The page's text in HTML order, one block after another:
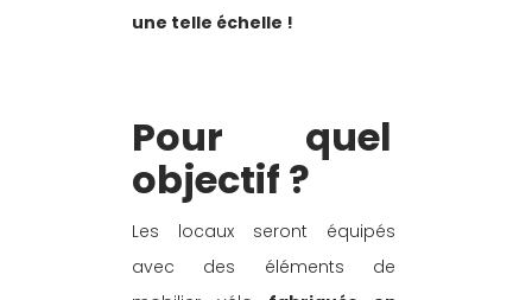
une telle échelle !
Pour quel
objectif ?
Les locaux seront équipés
avec des éléments de